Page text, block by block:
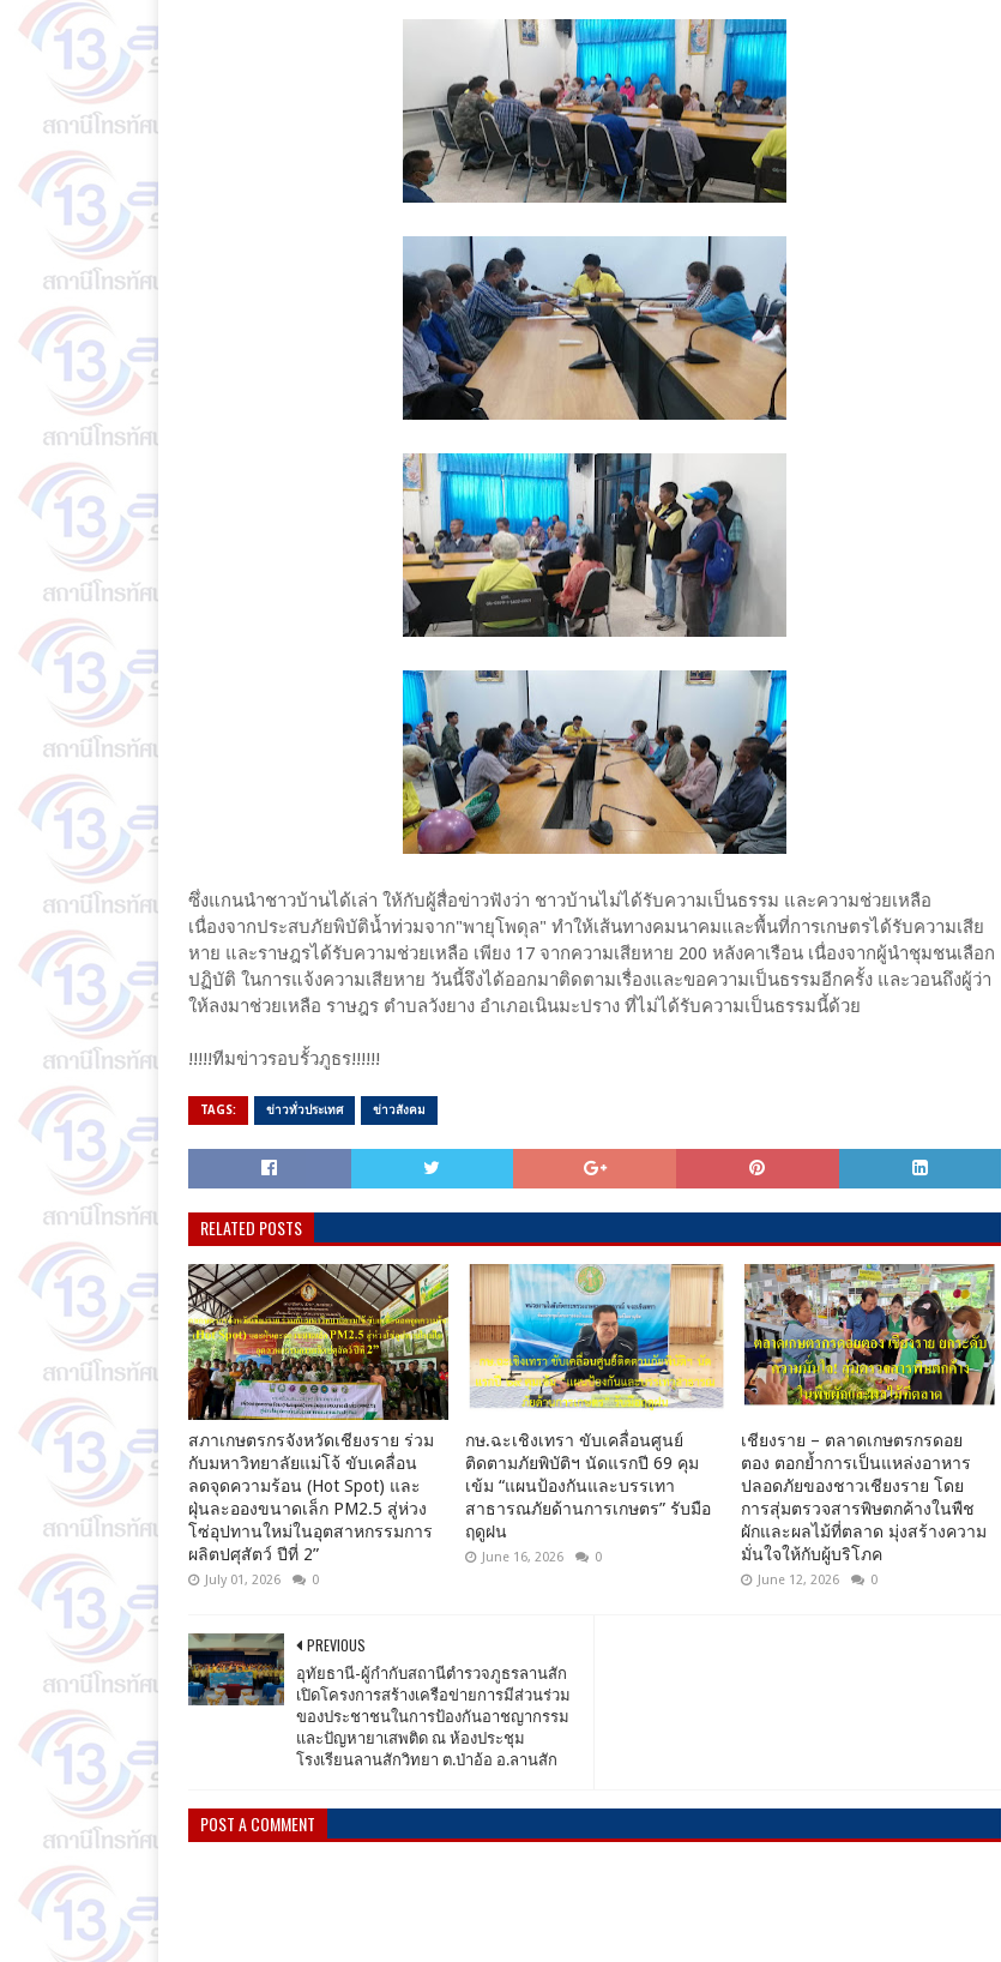
ซึ่งแกนนำชาวบ้านได้เล่า ให้กับผู้สื่อข่าวฟังว่า ชาวบ้านไม่ได้รับความเป็นธรรม และความช่วยเหลือ
เนื่องจากประสบภัยพิบัติน้ำท่วมจาก"พายุโพดุล" ทำให้เส้นทางคมนาคมและพื้นที่การเกษตรได้รับความเสีย
หาย และราษฎรได้รับความช่วยเหลือ เพียง 17 จากความเสียหาย 200 หลังคาเรือน เนื่องจากผู้นำชุมชนเลือก
ปฏิบัติ ในการแจ้งความเสียหาย วันนี้จึงได้ออกมาติดตามเรื่องและขอความเป็นธรรมอีกครั้ง และวอนถึงผู้ว่า
ให้ลงมาช่วยเหลือ ราษฎร ตำบลวังยาง อำเภอเนินมะปราง ที่ไม่ได้รับความเป็นธรรมนี้ด้วย
!!!!!ทีมข่าวรอบรั้วภูธร!!!!!!
TAGS: ข่าวทั่วประเทศ ข่าวสังคม
RELATED POSTS
สภาเกษตรกรจังหวัดเชียงราย ร่วม
กับมหาวิทยาลัยแม่โจ้ ขับเคลื่อน
ลดจุดความร้อน (Hot Spot) และ
ฝุ่นละอองขนาดเล็ก PM2.5 สู่ห่วง
โซ่อุปทานใหม่ในอุตสาหกรรมการ
ผลิตปศุสัตว์ ปีที่ 2”
July 01, 2026 0
กษ.ฉะเชิงเทรา ขับเคลื่อนศูนย์
ติดตามภัยพิบัติฯ นัดแรกปี 69 คุม
เข้ม “แผนป้องกันและบรรเทา
สาธารณภัยด้านการเกษตร” รับมือ
ฤดูฝน
June 16, 2026 0
เชียงราย – ตลาดเกษตรกรดอย
ตอง ตอกย้ำการเป็นแหล่งอาหาร
ปลอดภัยของชาวเชียงราย โดย
การสุ่มตรวจสารพิษตกค้างในพืช
ผักและผลไม้ที่ตลาด มุ่งสร้างความ
มั่นใจให้กับผู้บริโภค
June 12, 2026 0
PREVIOUS
อุทัยธานี-ผู้กำกับสถานีตำรวจภูธรลานสัก
เปิดโครงการสร้างเครือข่ายการมีส่วนร่วม
ของประชาชนในการป้องกันอาชญากรรม
และปัญหายาเสพติด ณ ห้องประชุม
โรงเรียนลานสักวิทยา ต.ป่าอ้อ อ.ลานสัก
POST A COMMENT